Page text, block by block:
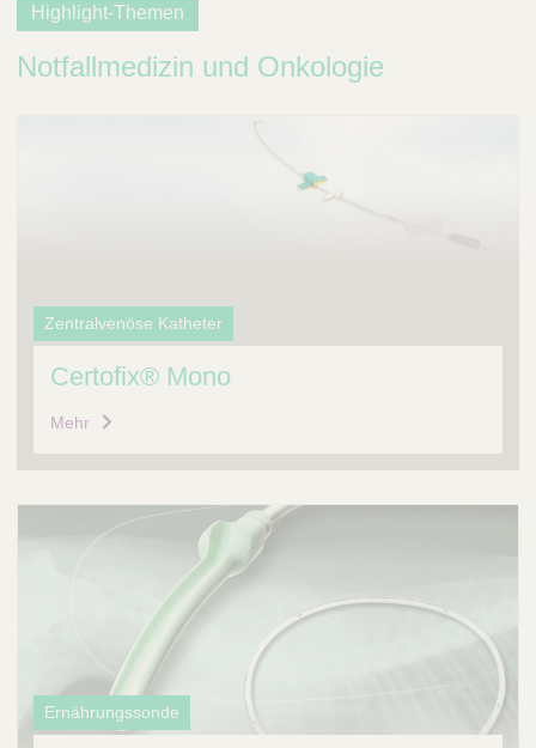
Highlight-Themen
Notfallmedizin und Onkologie
Zentralvenöse Katheter
Certofix® Mono
Mehr
Ernährungssonde